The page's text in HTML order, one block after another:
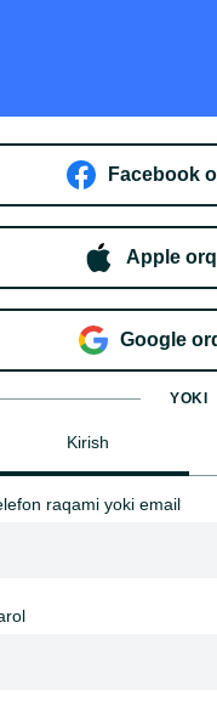
Facebook
Apple
Goo​g​le
YOKI
Kirish
raqami yoki email